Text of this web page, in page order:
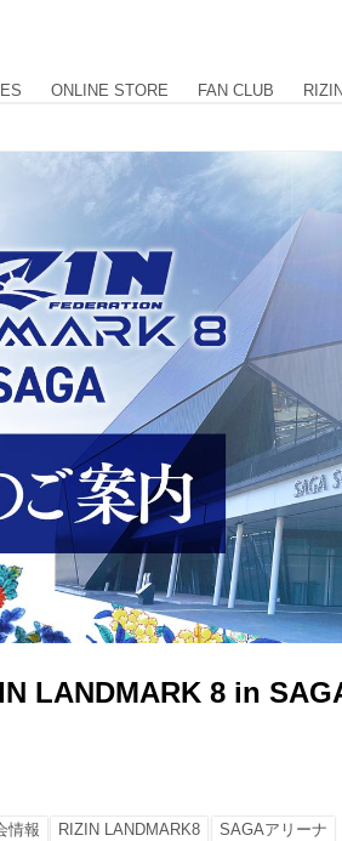
ONLINE STORE FAN CLUB
LANDMARK 8 in
情報 RIZIN LANDMARK8 SAGAアリーナ